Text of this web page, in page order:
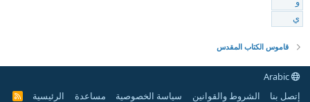
و
ي
قاموس الكتاب المقدس
إتصل بنا
الشروط والقوانين سياسة الخصوصية مساعدة الرئيسية
R